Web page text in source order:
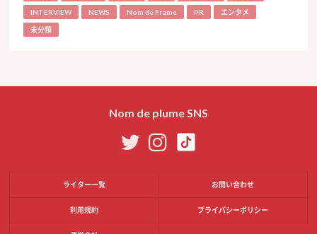
INTERVIEW NEWS Nom de Frame PR エンタメ
未分類
Nom de plume SNS
ライター一覧 お問い合わせ
利用規約 プライバシーポリシー